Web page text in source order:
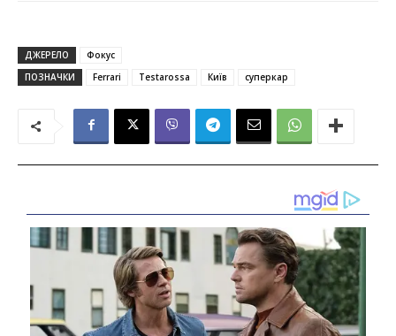
ДЖЕРЕЛО
Фокус
ПОЗНАЧКИ
Ferrari Testarossa Київ суперкар